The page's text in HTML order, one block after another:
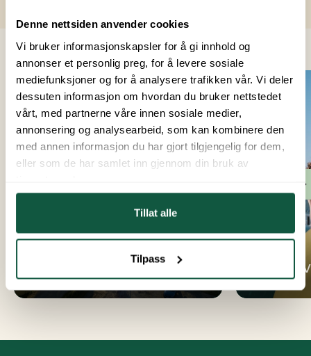
Denne nettsiden anvender cookies
Vi bruker informasjonskapsler for å gi innhold og
annonser et personlig preg, for å levere sosiale
mediefunksjoner og for å analysere trafikken vår. Vi deler
dessuten informasjon om hvordan du bruker nettstedet
vårt, med partnerne våre innen sosiale medier,
annonsering og analysearbeid, som kan kombinere den
med annen informasjon du har gjort tilgjengelig for dem,
eller som de har samlet inn gjennom din bruk av
Tillat alle
Tilpass
Pris kr 3 450,-
Ettersesong 2026